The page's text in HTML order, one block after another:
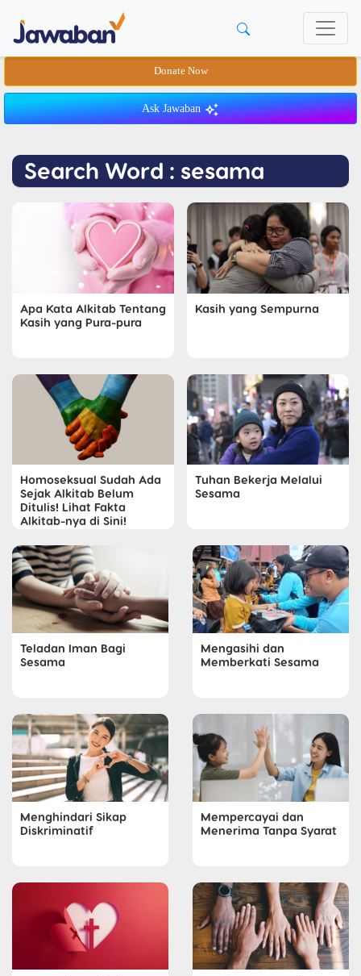
Donate Now
Ask Jawaban
Search Word : sesama
Apa Kata Alkitab Tentang
Kasih yang Pura-pura
Kasih yang Sempurna
Homoseksual Sudah Ada
Sejak Alkitab Belum
Ditulis! Lihat Fakta
Alkitab-nya di Sini!
Tuhan Bekerja Melalui
Sesama
Teladan Iman Bagi
Sesama
Mengasihi dan
Memberkati Sesama
Menghindari Sikap
Diskriminatif
Mempercayai dan
Menerima Tanpa Syarat